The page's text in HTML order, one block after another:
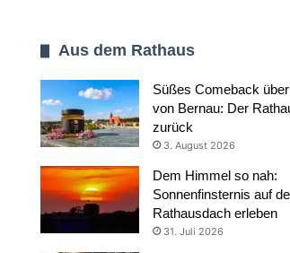
Aus dem Rathaus
Süßes Comeback
von Bernau: Der
zurück
3. August 2026
Dem Himmel so nah:
Sonnenfinsternis auf
Rathausdach erleben
31. Juli 2026